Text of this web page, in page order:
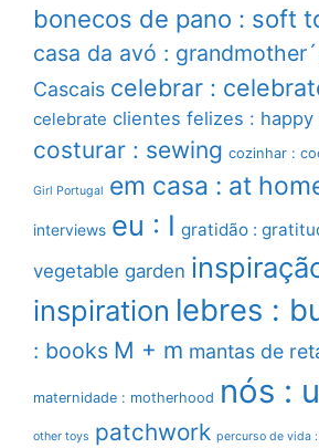
bonecos de pano : soft
casa da avó :
Cascais celebrar :
celebrate clientes felizes : happy
costurar : sewing cozinhar :
Girl Portugal em casa : at
interviews eu : I gratidão :
vegetable garden
inspiration lebres :
: books M + m mantas de
maternidade : motherhood nós :
other toys patchwork percurso de vida